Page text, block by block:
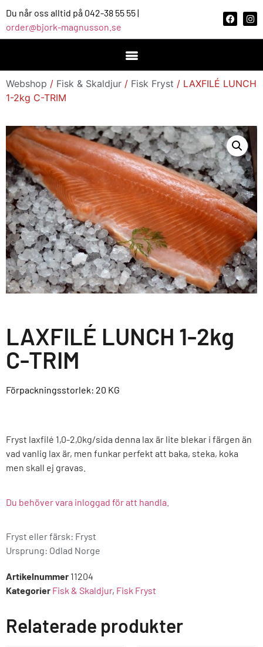
Du når oss alltid på 042-38 55 55 |
order@bjork-magnusson.se
Webshop / Fisk & Skaldjur / Fisk Fryst / LAXFILÉ LUNCH
1-2kg C-TRIM
LAXFILÉ LUNCH 1-2kg
C-TRIM
Förpackningsstorlek: 20 KG
Fryst laxfilé 1,0-2,0kg/sida denna lax är lite blekar i färgen än
vad vanlig lax är, men funkar perfekt att baka, steka, koka
men skall ej gravas.
Du behöver vara inloggad för att handla.
Fryst eller färsk: Fryst
Ursprung: Odlad Norge
Artikelnummer 11204
Kategorier Fisk & Skaldjur, Fisk Fryst
Relaterade produkter